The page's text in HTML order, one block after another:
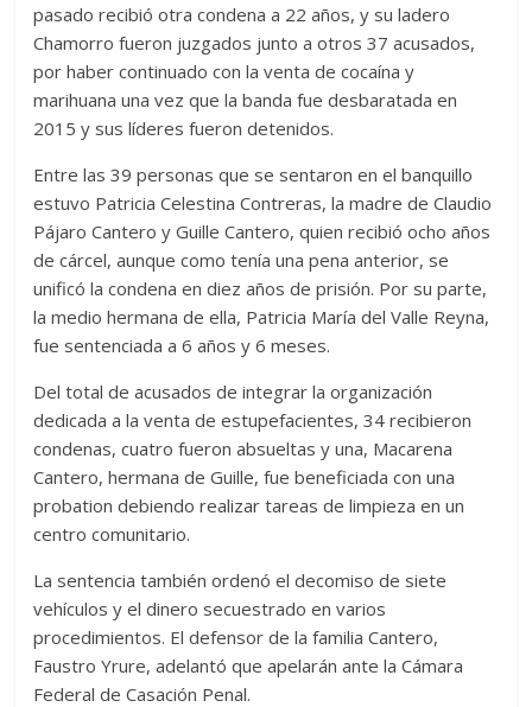
pasado recibió otra condena a 22 años, y su ladero
Chamorro fueron juzgados junto a otros 37 acusados,
por haber continuado con la venta de cocaína y
marihuana una vez que la banda fue desbaratada en
2015 y sus líderes fueron detenidos.
Entre las 39 personas que se sentaron en el banquillo
estuvo Patricia Celestina Contreras, la madre de Claudio
Pájaro Cantero y Guille Cantero, quien recibió ocho años
de cárcel, aunque como tenía una pena anterior, se
unificó la condena en diez años de prisión. Por su parte,
la medio hermana de ella, Patricia María del Valle Reyna,
fue sentenciada a 6 años y 6 meses.
Del total de acusados de integrar la organización
dedicada a la venta de estupefacientes, 34 recibieron
condenas, cuatro fueron absueltas y una, Macarena
Cantero, hermana de Guille, fue beneficiada con una
probation debiendo realizar tareas de limpieza en un
centro comunitario.
La sentencia también ordenó el decomiso de siete
vehículos y el dinero secuestrado en varios
procedimientos. El defensor de la familia Cantero,
Faustro Yrure, adelantó que apelarán ante la Cámara
Federal de Casación Penal.